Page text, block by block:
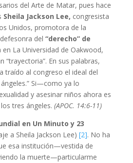
del Arte de Matar, pues hace
Sheila Jackson Lee, congresista
Unidos, promotora de la
del “derecho” de
La Universidad de Oakwood,
“trayectoria”. En sus palabras,
traído al congreso el ideal del
Si—como ya lo
y asesinar niños ahora es
tres ángeles. (APOC. 14:6-11)
en Un Minuto y 23
a Sheila Jackson Lee) [2]. No ha
esa institución—vestida de
la muerte—particularme